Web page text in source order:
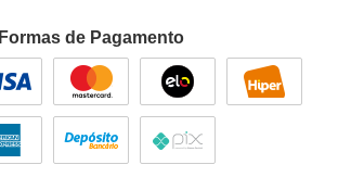
Formas de Pagamento